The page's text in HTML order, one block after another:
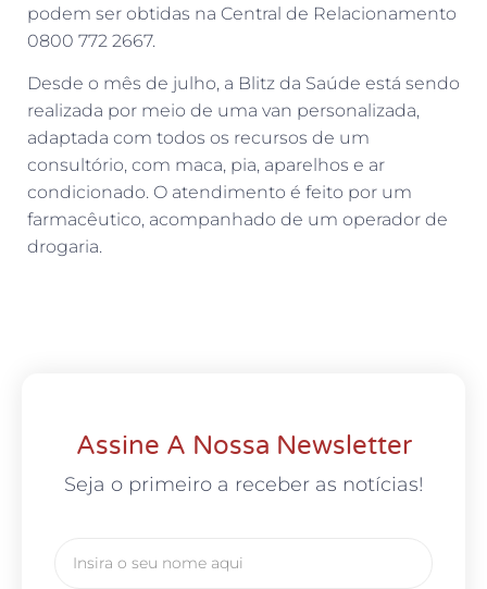
podem ser obtidas na Central de Relacionamento
0800 772 2667.
Desde o mês de julho, a Blitz da Saúde está sendo
realizada por meio de uma van personalizada,
adaptada com todos os recursos de um
consultório, com maca, pia, aparelhos e ar
condicionado. O atendimento é feito por um
farmacêutico, acompanhado de um operador de
drogaria.
Assine A Nossa Newsletter
Seja o primeiro a receber as notícias!